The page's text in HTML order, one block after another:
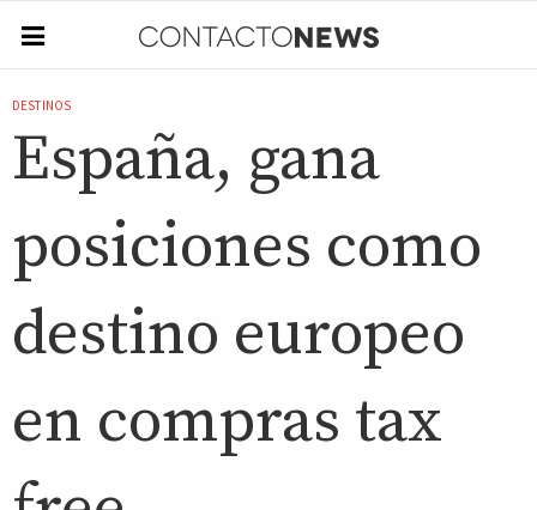
DESTINOS
España, gana
posiciones como
destino europeo
en compras tax